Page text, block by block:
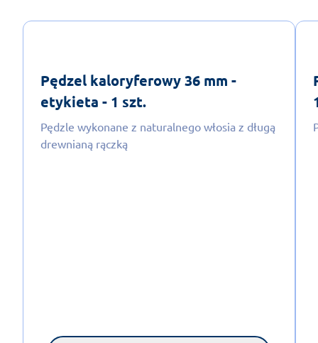
Pędzel kaloryferowy 36 mm -
etykieta - 1 szt.
Pędzle wykonane z naturalnego włosia z długą
drewnianą rączką